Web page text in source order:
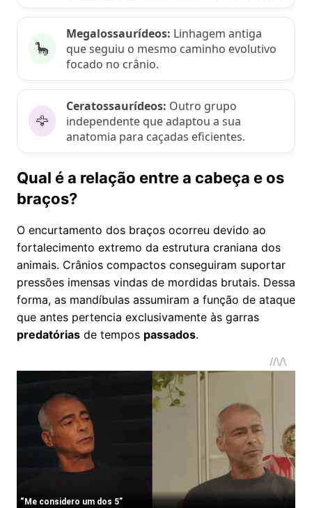
🦕
Megalossaurídeos: Linhagem antiga
que seguiu o mesmo caminho evolutivo
focado no crânio.
🦅
Ceratossaurídeos: Outro grupo
independente que adaptou a sua
anatomia para caçadas eficientes.
Qual é a relação entre a cabeça e os
braços?
O encurtamento dos braços ocorreu devido ao
fortalecimento extremo da estrutura craniana dos
animais. Crânios compactos conseguiram suportar
pressões imensas vindas de mordidas brutais. Dessa
forma, as mandíbulas assumiram a função de ataque
que antes pertencia exclusivamente às garras
predatórias de tempos passados.